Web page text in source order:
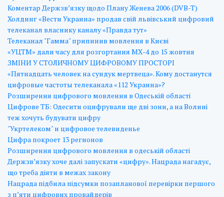
Коментар Держзв’язку щодо Плану Женева 2006 (DVB-T)
Холдинг «Вести Украина» продав свій львівський цифровий
телеканал власнику каналу «Правда тут»
Телеканал "Гамма" припинив мовлення в Києві
«УЦТМ» дали часу для розгортання МХ-4 до 15 жовтня
ЗМІНИ У СТОЛИЧНОМУ ЦИФРОВОМУ ПРОСТОРІ
«Пятнадцать человек на сундук мертвеца». Кому достанутся
цифровые частоты телеканала «112 Украина»?
Розширення цифрового мовлення в Одеській області
Цифрове ТБ: Одесити оцифрували ще дві зони, а на Волині
теж хочуть будувати цифру
"Укртелеком" и цифровое телевиденье
Цифра покроет 13 регионов
Розширення цифрового мовлення в одеській області
Держзв’язку хоче далі запускати «цифру». Нацрада нагадує,
що треба діяти в межах закону
Нацрада підбила підсумки позапланової перевірки першого
з п’яти цифрових провайдерів